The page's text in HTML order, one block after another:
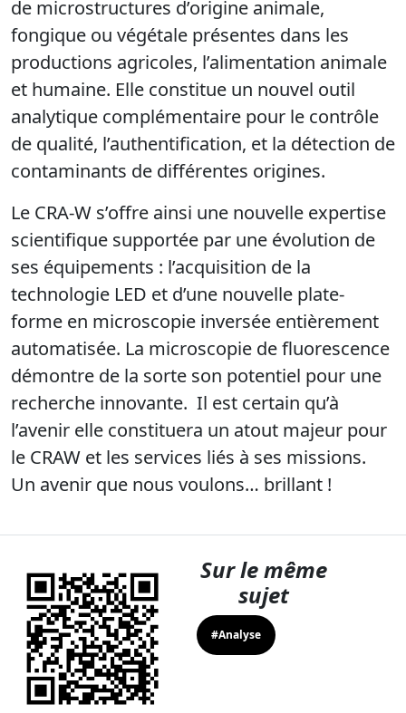
de microstructures d’origine animale,
fongique ou végétale présentes dans les
productions agricoles, l’alimentation animale
et humaine. Elle constitue un nouvel outil
analytique complémentaire pour le contrôle
de qualité, l’authentification, et la détection de
contaminants de différentes origines.
Le CRA-W s’offre ainsi une nouvelle expertise
scientifique supportée par une évolution de
ses équipements : l’acquisition de la
technologie LED et d’une nouvelle plate-
forme en microscopie inversée entièrement
automatisée. La microscopie de fluorescence
démontre de la sorte son potentiel pour une
recherche innovante. Il est certain qu’à
l’avenir elle constituera un atout majeur pour
le CRAW et les services liés à ses missions.
Un avenir que nous voulons… brillant !
Sur le même
sujet
#Analyse